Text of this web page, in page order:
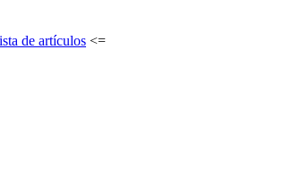
de artículos <=